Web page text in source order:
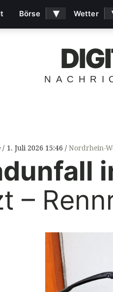
1. Juli 2026 15:46 Nordrhein-
–
Börse ▾ Wetter